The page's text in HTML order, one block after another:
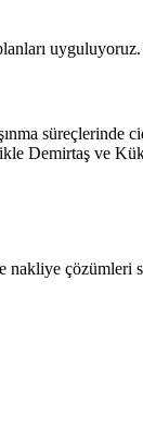
uyguluyoruz.
süreçlerinde
Demirtaş ve
nakliye çözümleri